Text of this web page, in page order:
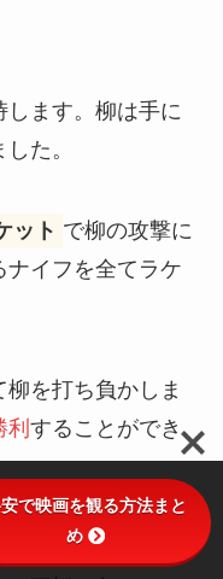
ます。柳は手に
た。
ット で柳の攻撃に
ナイフを全てラケ
柳を打ち負かしま
利 することができ
ンの音が近づい
で映画を観る方法まと
め